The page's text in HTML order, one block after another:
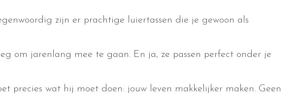
zijn er prachtige luiertassen die je gewoon als
om jarenlang mee te gaan. En ja, ze passen perfect onder je
precies wat hij moet doen: jouw leven makkelijker maken. Geen